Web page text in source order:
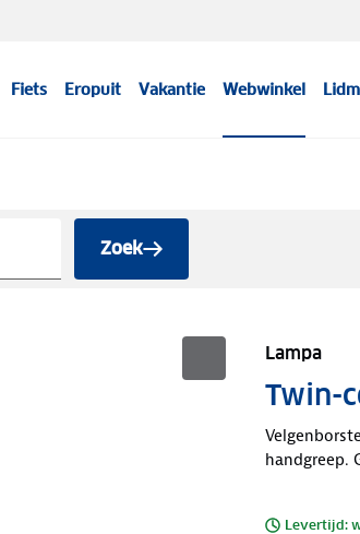
Fiets Eropuit Vakantie Webwinkel
Zoek
Lampa
Twin-
handgreep.
Levertijd: